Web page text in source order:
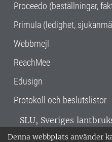
Denna webbplats använder
Proceedo (beställningar,
Primula (ledighet,
Webbmejl
ReachMee
Edusign
Protokoll och beslutslistor
SLU, Sveriges
verksamhet över hela